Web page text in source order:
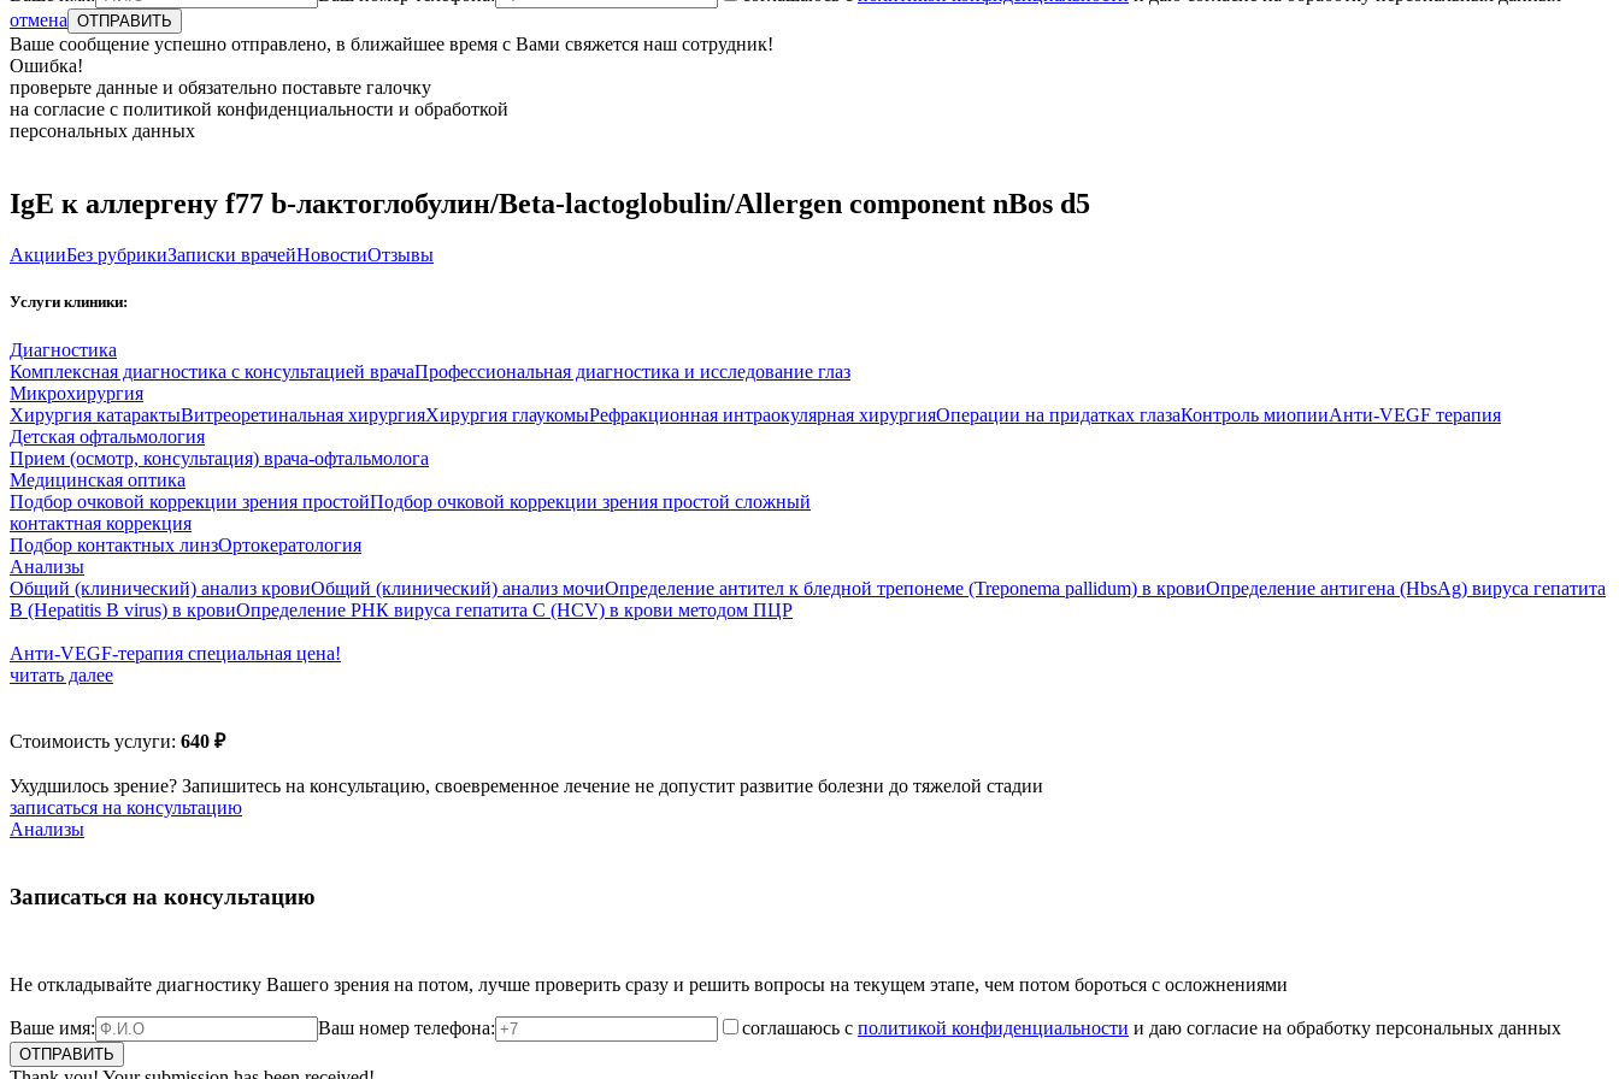
отмена
Ваше сообщение успешно отправлено, в ближайшее время с Вами свяжется наш сотрудник!
Ошибка!
проверьте данные и обязательно поставьте галочку
на согласие с политикой конфиденциальности и обработкой
персональных данных
IgE к аллергену f77 b-лактоглобулин/Beta-lactoglobulin/Allergen component nBos d5
АкцииБез рубрикиЗаписки врачейНовостиОтзывы
Услуги клиники:
Диагностика
Комплексная диагностика с консультацией врачаПрофессиональная диагностика и исследование глаз
Микрохирургия
Хирургия катарактыВитреоретинальная хирургияХирургия глаукомыРефракционная интраокулярная хирургияОперации на придатках глазаКонтроль миопииАнти-VEGF терапия
Детская офтальмология
Прием (осмотр, консультация) врача-офтальмолога
Медицинская оптика
Подбор очковой коррекции зрения простойПодбор очковой коррекции зрения простой сложный
контактная коррекция
Подбор контактных линзОртокератология
Анализы
Общий (клинический) анализ кровиОбщий (клинический) анализ мочиОпределение антител к бледной трепонеме (Treponema pallidum) в кровиОпределение антигена (HbsAg) вируса гепатита
B (Hepatitis B virus) в кровиОпределение РНК вируса гепатита С (HCV) в крови методом ПЦР
Анти‑VEGF‑терапия специальная цена!
читать далее
Стоимоисть услуги: 640 ₽
Ухудшилось зрение? Запишитесь на консультацию, своевременное лечение не допустит развитие болезни до тяжелой стадии
записаться на консультацию
Анализы
Записаться на консультацию
Не откладывайте диагностику Вашего зрения на потом, лучше проверить сразу и решить вопросы на текущем этапе, чем потом бороться с осложнениями
Ваше имя: Ваш номер телефона: соглашаюсь с политикой конфиденциальности и даю согласие на обработку персональных данных